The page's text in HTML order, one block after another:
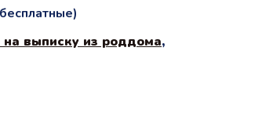
на выписку из роддома,